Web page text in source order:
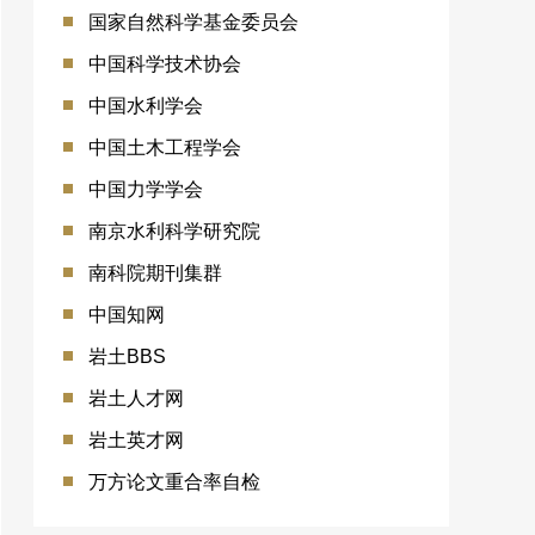
国家自然科学基金委员会
中国科学技术协会
中国水利学会
中国土木工程学会
中国力学学会
南京水利科学研究院
南科院期刊集群
中国知网
岩土BBS
岩土人才网
岩土英才网
万方论文重合率自检